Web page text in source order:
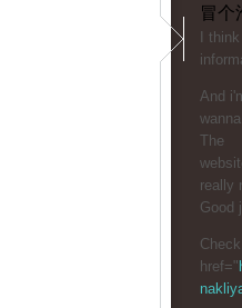
冒个
I
And
The
really
Good
href="